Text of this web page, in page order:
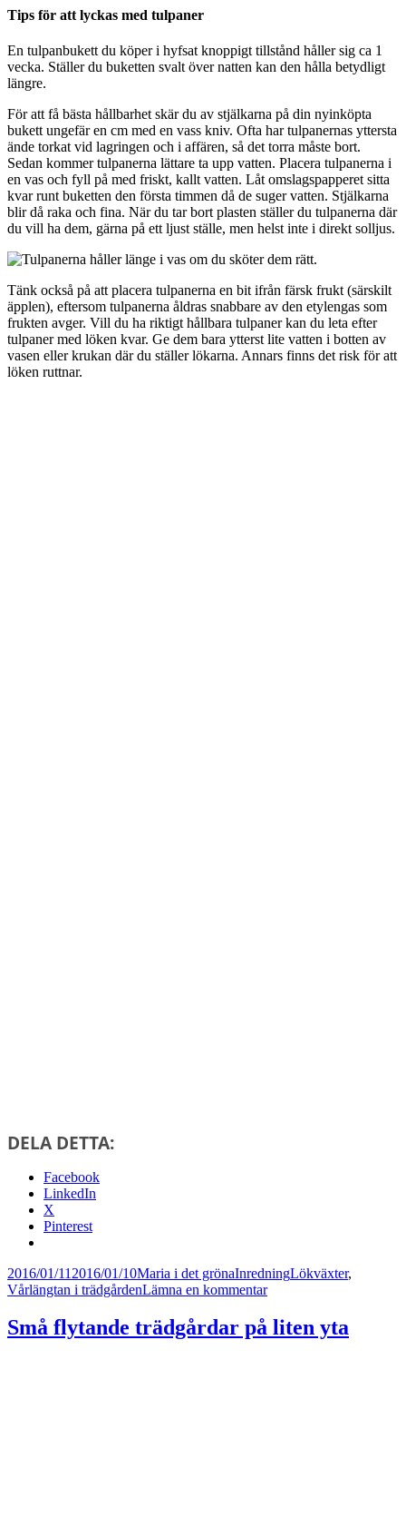
Tips för att lyckas med tulpaner
En tulpanbukett du köper i hyfsat knoppigt tillstånd håller sig ca 1
vecka. Ställer du buketten svalt över natten kan den hålla betydligt
längre.
För att få bästa hållbarhet skär du av stjälkarna på din nyinköpta
bukett ungefär en cm med en vass kniv. Ofta har tulpanernas yttersta
ände torkat vid lagringen och i affären, så det torra måste bort.
Sedan kommer tulpanerna lättare ta upp vatten. Placera tulpanerna i
en vas och fyll på med friskt, kallt vatten. Låt omslagspapperet sitta
kvar runt buketten den första timmen då de suger vatten. Stjälkarna
blir då raka och fina. När du tar bort plasten ställer du tulpanerna där
du vill ha dem, gärna på ett ljust ställe, men helst inte i direkt solljus.
Tänk också på att placera tulpanerna en bit ifrån färsk frukt (särskilt
äpplen), eftersom tulpanerna åldras snabbare av den etylengas som
frukten avger. Vill du ha riktigt hållbara tulpaner kan du leta efter
tulpaner med löken kvar. Ge dem bara ytterst lite vatten i botten av
vasen eller krukan där du ställer lökarna. Annars finns det risk för att
löken ruttnar.
DELA DETTA:
Facebook
LinkedIn
X
Pinterest
Postat
2016/01/11 2016/01/10Författare
Maria i det grönaKategorier
InredningTaggar
Lökväxter,
Vårlängtan i trädgårdenLämna en kommentartill
är
här
Små flytande trädgårdar på liten yta